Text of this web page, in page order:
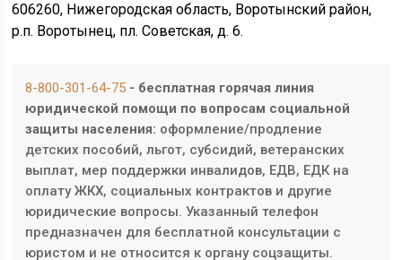
606260, Нижегородская область, Воротынский район,
р.п. Воротынец, пл. Советская, д. 6.
8-800-301-64-75 - бесплатная горячая линия
юридической помощи по вопросам социальной
защиты населения: оформление/продление
детских пособий, льгот, субсидий, ветеранских
выплат, мер поддержки инвалидов, ЕДВ, ЕДК на
оплату ЖКХ, социальных контрактов и другие
юридические вопросы. Указанный телефон
предназначен для бесплатной консультации с
юристом и не относится к органу соцзащиты.